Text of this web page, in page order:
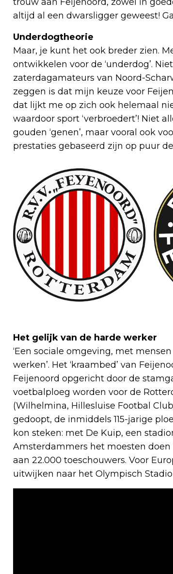
altijd al een dwarsligger geweest!
Underdogtheorie
Maar, je kunt het ook breder zien.
ontwikkelen voor de ‘underdog’.
zaterdagamateurs van Noord-
zeggen is dat mijn keuze voor
dat lijkt me op zich ook helemaal
waardoor sport ‘verbroedert’! Niet
gouden ‘genen’, maar vooral ook
prestaties gebaseerd zijn op puur
Het gelijk van de harde werker
‘Een sociale omgeving, met
werken’. Het ‘kraambed’ van
Feijenoord opgericht door de
voetbalploeg worden voor de
(Wilhelmina, Hillesluise Footbal Club
gedoopt, de inmiddels 115-jarige
kon steken: met De Kuip, een
Amsterdammers het moesten doen
aan 22.000 toeschouwers. Voor
uitwijken naar het Olympisch